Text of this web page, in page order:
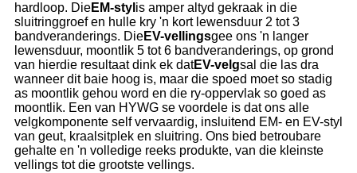
hardloop. DieEM-styl is amper altyd gekraak in die
sluitringgroef en hulle kry 'n kort lewensduur 2 tot 3
bandveranderings. DieEV-vellingsgee ons 'n langer
lewensduur, moontlik 5 tot 6 bandveranderings, op grond
van hierdie resultaat dink ek datEV-velgsal die las dra
wanneer dit baie hoog is, maar die spoed moet so stadig
as moontlik gehou word en die ry-oppervlak so goed as
moontlik. Een van HYWG se voordele is dat ons alle
velgkomponente self vervaardig, insluitend EM- en EV-styl
van geut, kraalsitplek en sluitring. Ons bied betroubare
gehalte en 'n volledige reeks produkte, van die kleinste
vellings tot die grootste vellings.